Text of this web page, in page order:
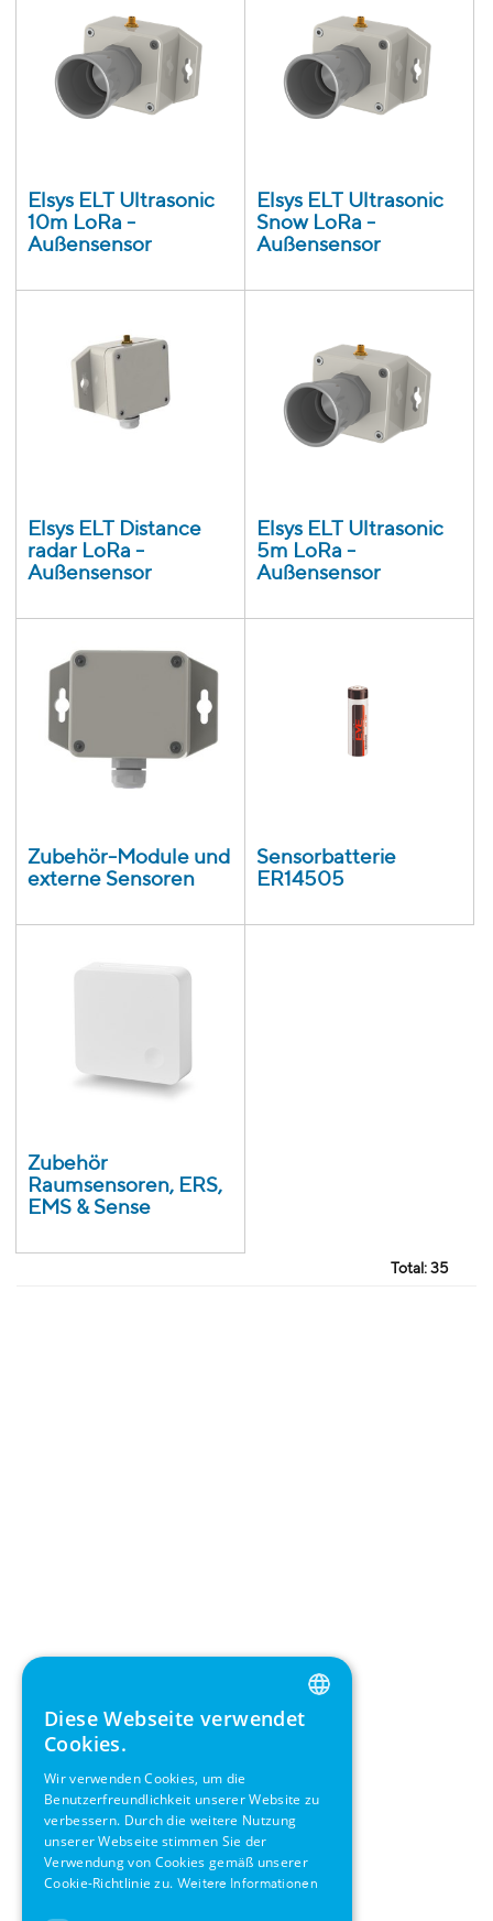
Elsys ELT Ultrasonic
10m LoRa -
Außensensor
Elsys ELT Ultrasonic
Snow LoRa -
Außensensor
Elsys ELT Distance
radar LoRa -
Außensensor
Elsys ELT Ultrasonic
5m LoRa -
Außensensor
Zubehör-Module und
externe Sensoren
Sensorbatterie
ER14505
Zubehör
Raumsensoren, ERS,
EMS & Sense
Total: 35
ENGLISH
SWEDISH
Diese Webseite verwendet
Cookies.
Wir verwenden Cookies, um die
Benutzerfreundlichkeit unserer Website zu
verbessern. Durch die weitere Nutzung
unserer Webseite stimmen Sie der
Verwendung von Cookies gemäß unserer
Cookie-Richtlinie zu. Weitere Informationen